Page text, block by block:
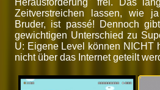
Herausforderung" frei. Das
Zeitverstreichen lassen, wie
Bruder, ist passé! Dennoch
gewichtigen Unterschied zu
U: Eigene Level können NICHT
nicht über das Internet geteilt